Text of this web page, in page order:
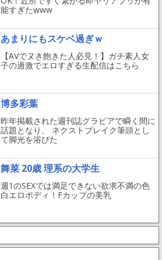
能すぎたwww
あまりにもスケベ過ぎｗ
【AVでヌき飽きた人必見！】ガチ素人女
子の過激でエロすぎる生配信はこちら
博多彩葉
昨年掲載された週刊誌グラビアで瞬く間に
話題となり、 ネクストブレイク筆頭とし
て脚光を浴びた
舞菜 20歳 理系の大学生
週1のSEXでは満足できない欲求不満の色
白エロボディ！Fカップの美乳